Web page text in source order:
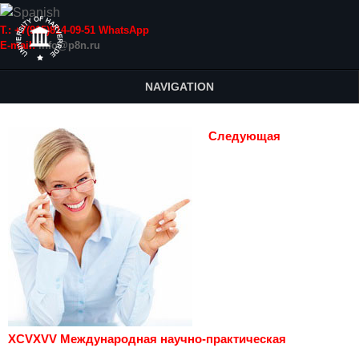
Т.: +7(915)814-09-51 WhatsApp
E-mail:info@p8n.ru
NAVIGATION
Следующая
XCVXVV Международная научно-практическая